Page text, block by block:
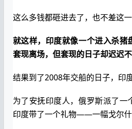
这么多钱都砸进去了，也不差这一
就这样，印度就像一个进入杀猪
套现离场，但套现的日子却迟迟不
结果到了2008年交船的日子，印
为了安抚印度人，俄罗斯派了一
印度带了一个礼物——一幅戈尔什